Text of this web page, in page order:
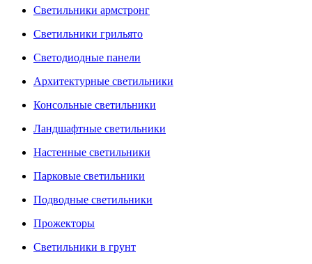
Светильники армстронг
Светильники грильято
Светодиодные панели
Архитектурные светильники
Консольные светильники
Ландшафтные светильники
Настенные светильники
Парковые светильники
Подводные светильники
Прожекторы
Светильники в грунт